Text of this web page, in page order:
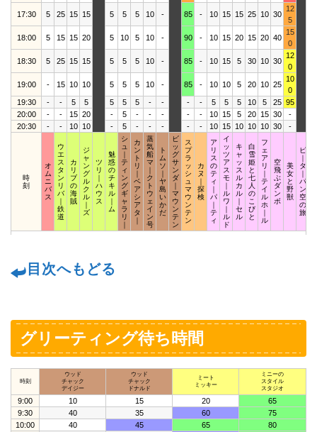
17:30 5 25 15 15 5 5 5 10 - 85 - 10 15 15 25 10 30
12
5
18:00 5 15 15 20 5 10 5 10 - 90 - 10 15 20 15 20 40
15
0
18:30 5 25 15 15 5 5 5 10 - 85 - 10 15 5 30 10 30
12
0
19:00 - 15 10 10 5 5 5 10 - 85 - 10 10 5 20 10 25
10
0
19:30 - - 5 5 5 5 5 - - - - 5 5 5 10 5 25 95
20:00
- - 15 20 - 5 - - - - - 10 15 5 20 15 30 -
20:30
- - 10 10 - 5 - - - - - 10 15 10 10 10 30 -
時
刻
オ
ム
ニ
バ
ス
ウ
エ
ス
タ
ン
リ
バ
｜
鉄
道
カ
リ
ブ
の
海
賊
ジ
ャ
ン
グ
ル
ク
ル
｜
ズ
ツ
リ
｜
ハ
ウ
ス
魅
惑
の
チ
キ
ル
｜
ム
シ
ュ
｜
テ
ィ
ン
グ
ギ
ャ
ラ
リ
｜
カ
ン
ト
リ
｜
ベ
ア
シ
ア
タ
｜
蒸
気
船
マ
｜
ク
ト
ウ
ェ
イ
ン
号
ト
ム
ソ
｜
ヤ
島
い
か
だ
ビ
ッ
グ
サ
ン
ダ
｜
マ
ウ
ン
テ
ン
ス
プ
ラ
ッ
シ
ュ
マ
ウ
ン
テ
ン
カ
ヌ
｜
探
検
ア
リ
ス
の
テ
ィ
｜
パ
｜
テ
ィ
イ
ッ
ツ
ア
ス
モ
｜
ル
ワ
｜
ル
ド
キ
ャ
ッ
ス
ル
カ
ル
｜
セ
ル
白
雪
姫
と
七
人
の
こ
び
と
フ
ェ
ア
リ
｜
テ
イ
ル
ホ
｜
ル
空
飛
ぶ
ダ
ン
ボ
美
女
と
野
獣
ピ
｜
タ
｜
パ
ン
空
の
旅
目次へもどる
グリーティング待ち時間
時刻
ウッド
チャック
デイジー
ウッド
チャック
ドナルド
ミート
ミッキー
ミニーの
スタイル
スタジオ
9:00 10 15 20
65
9:30
40 35 60
75
10:00
40 45 65
80